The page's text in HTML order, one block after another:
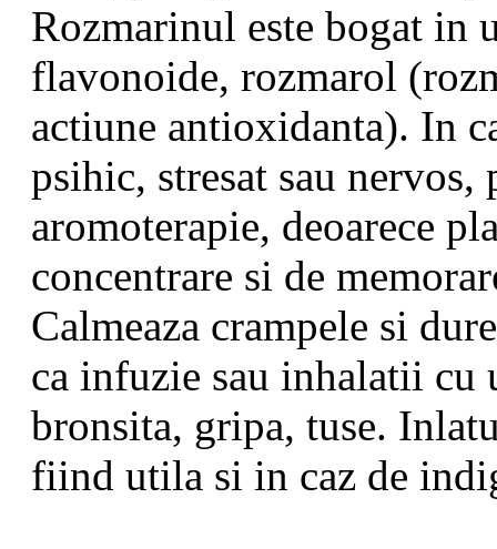
Rozmarinul este bogat
flavonoide, rozmarol
actiune antioxidanta). In
psihic, stresat sau
aromoterapie, deoarece
concentrare si de
Calmeaza crampele si
ca infuzie sau inhalatii cu
bronsita, gripa, tuse.
fiind utila si in caz de